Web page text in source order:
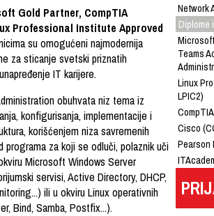
Network
Diplome
Teams
Linux
LPIC2)
Cisco
Pearson
Gold Partner, CompTIA
Professional Institute Approved
su omogućeni najmodernija
za sticanje svetski priznatih
IT karijere.
obuhvata niz tema iz
konfigurisanja, implementacije i
korišćenjem niza savremenih
za koji se odluči, polaznik uči
Microsoft Windows Server
servisi, Active Directory, DHCP,
ili u okviru Linux operativnih
Bind, Samba, Postfix...).